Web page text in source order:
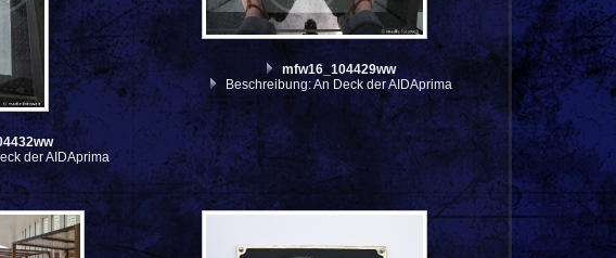
der AIDAprima
mfw16_104429ww
Beschreibung: An Deck der AIDAprima